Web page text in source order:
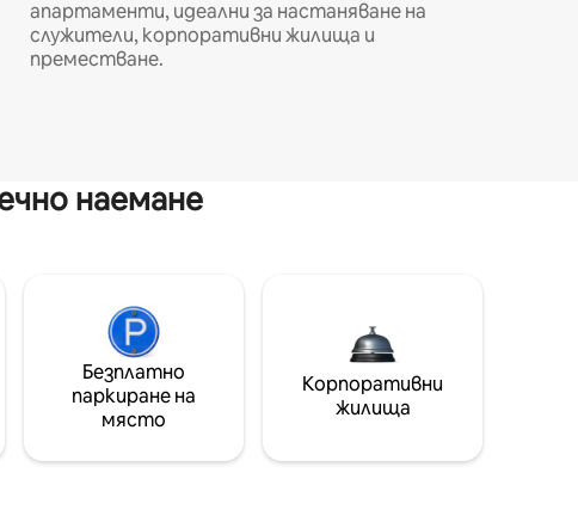
апартаменти, идеални за настаняване на
служители, корпоративни жилища и
преместване.
наемане
Безплатно
паркиране на
място
Корпоративни
жилища